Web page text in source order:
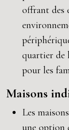
offrant des
quartier de
pour les
Maisons
Les
une option